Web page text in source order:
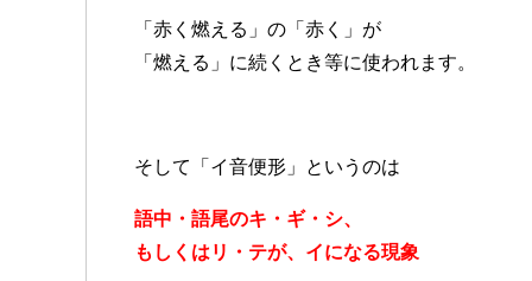
「赤く燃える」の「赤く」が
「燃える」に続くとき等に使われます。
そして「イ音便形」というのは
語中・語尾のキ・ギ・シ、
もしくはリ・テが、イになる現象